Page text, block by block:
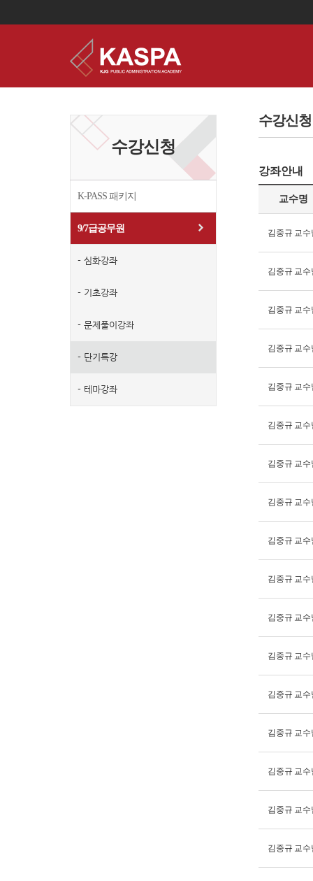
수강신청
K-PASS 패키지
9/7급공무원
- 심화강좌
- 기초강좌
- 문제풀이강좌
- 단기특강
- 테마강좌
수강신청
강좌안내
교수명
김중규 교수
김중규 교수
김중규 교수
김중규 교수
김중규 교수
김중규 교수
김중규 교수
김중규 교수
김중규 교수
김중규 교수
김중규 교수
김중규 교수
김중규 교수
김중규 교수
김중규 교수
김중규 교수
김중규 교수